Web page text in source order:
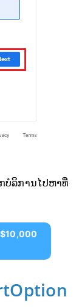
ບໍລິການໄປຫາທີ່